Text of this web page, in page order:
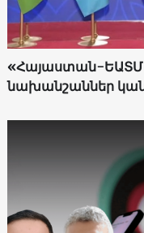
«Հայաստան-ԵԱՏՄ
նախանշաններ